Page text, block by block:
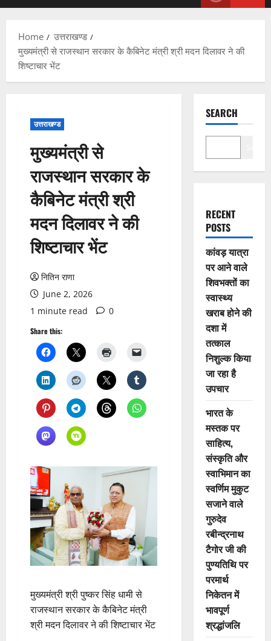
Home
उत्तराखण्ड
मुख्यमंत्री से राजस्थान सरकार के कैबिनेट मंत्री श्री मदन दिलावर ने की
शिष्टाचार भेंट
उत्तराखण्ड
मुख्यमंत्री से
राजस्थान सरकार के
कैबिनेट मंत्री श्री
मदन दिलावर ने की
शिष्टाचार भेंट
नितिन राणा
June 2, 2026
1 minute read
0
Share this:
मुख्यमंत्री श्री पुष्कर सिंह धामी से
राजस्थान सरकार के कैबिनेट मंत्री
श्री मदन दिलावर ने की शिष्टाचार भेंट
SEARCH
RECENT
POSTS
कांवड़ यात्रा
पर आने वाले
शिवभक्तों का
स्वास्थ्य
खराब होने की
दशा में
तत्काल
निशुल्क किया
जा रहा है
उपचार
भारत के
मस्तक पर
साहित्य,
संस्कृति और
स्वाभिमान का
स्वर्णिम मुकुट
सजाने वाले
गुरुदेव
रबीन्द्रनाथ
टैगोर जी की
पुण्यतिथि पर
परमार्थ
निकेतन में
भावपूर्ण
श्रद्धांजलि